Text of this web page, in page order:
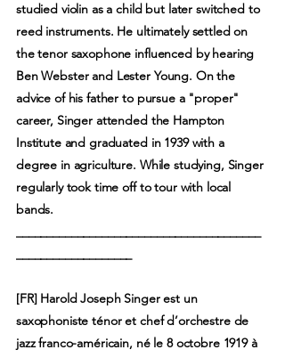
studied violin as a child but later switched to
reed instruments. He ultimately settled on
the tenor saxophone influenced by hearing
Ben Webster and Lester Young. On the
advice of his father to pursue a "proper"
career, Singer attended the Hampton
Institute and graduated in 1939 with a
degree in agriculture. While studying, Singer
regularly took time off to tour with local
bands.
[FR] Harold Joseph Singer est un
saxophoniste ténor et chef d’orchestre de
jazz franco-américain, né le 8 octobre 1919 à